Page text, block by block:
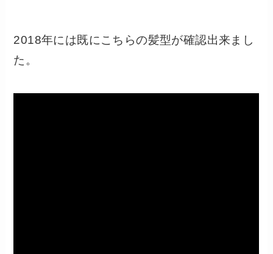
2018年には既にこちらの髪型が確認出来まし
た。